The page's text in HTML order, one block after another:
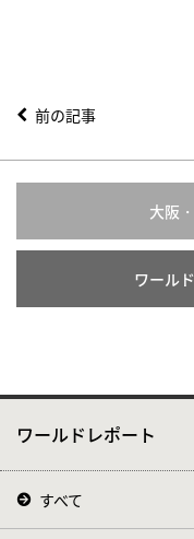
前の記事
大阪
ワール
ワールドレポート
すべて